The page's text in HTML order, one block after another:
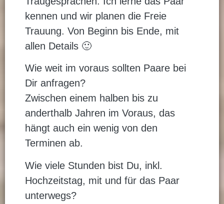
kennen und wir planen die Freie
Trauung. Von Beginn bis Ende, mit
allen Details 🙂
Wie weit im voraus sollten Paare bei
Dir anfragen?
Zwischen einem halben bis zu
anderthalb Jahren im Voraus, das
hängt auch ein wenig von den
Terminen ab.
Wie viele Stunden bist Du, inkl.
Hochzeitstag, mit und für das Paar
unterwegs?